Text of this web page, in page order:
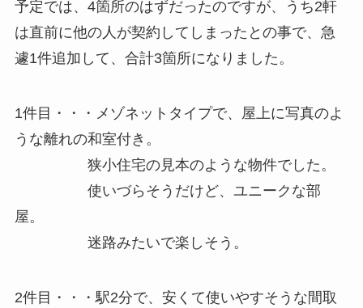
予定では、4箇所のはずだったのですが、うち2軒
は直前に他の人が契約してしまったとの事で、急
遽1件追加して、合計3箇所になりました。
1件目・・・メゾネットタイプで、屋上に写真のよ
うな離れの和室付き。
狭小住宅の見本のような物件でした。
使いづらそうだけど、ユニークな部
屋。
迷路みたいで楽しそう。
2件目・・・駅2分で、安くて使いやすそうな間取